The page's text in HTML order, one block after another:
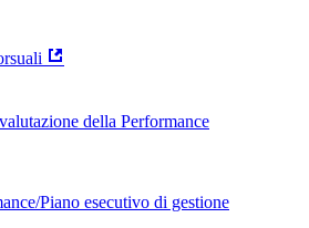
della Performance
Piano esecutivo di gestione